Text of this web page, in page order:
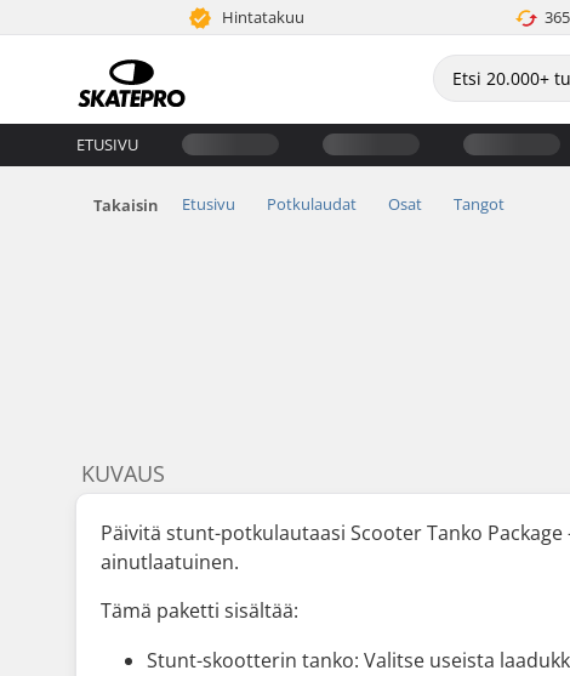
Hintatakuu
ETUSIVU
Takaisin Etusivu Potkulaudat Osat Tangot
KUVAUS
Päivitä stunt-potkulautaasi Scooter Tanko
ainutlaatuinen.
Tämä paketti sisältää:
Stunt-skootterin tanko: Valitse useista